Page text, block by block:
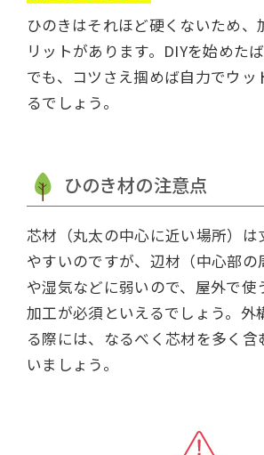
ひのきはそれほど硬くないため、
リットがあります。DIYを始めた
でも、コツさえ掴めば自力でウッ
るでしょう。
ひのき材の注意点
芯材（丸太の中心に近い場所）は
やすいのですが、辺材（中心部の
や湿気などに弱いので、屋外で使
加工が必須といえるでしょう。外
る際には、なるべく芯材を多く含
いましょう。